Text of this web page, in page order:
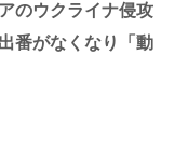
のウクライナ侵攻
番がなくなり「動